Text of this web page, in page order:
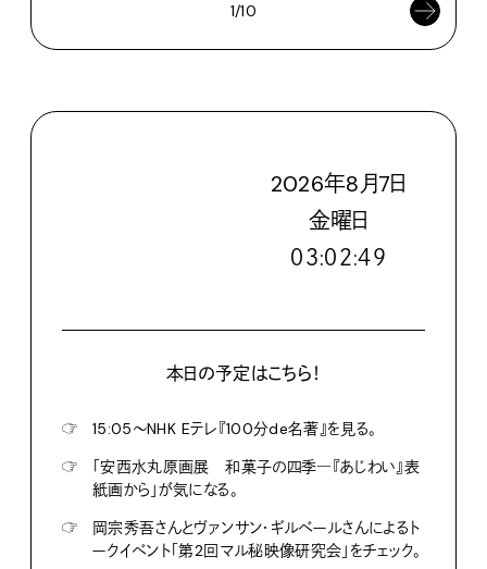
1/10
2026年8月7日
金曜日
０３:０２:５１
本日の予定はこちら！
☞
15:05〜NHK Eテレ『100分de名著』を見る。
☞
「安西水丸原画展 和菓子の四季―『あじわい』表
紙画から」が気になる。
☞
岡宗秀吾さんとヴァンサン・ギルベールさんによるト
ークイベント「第2回マル秘映像研究会」をチェック。